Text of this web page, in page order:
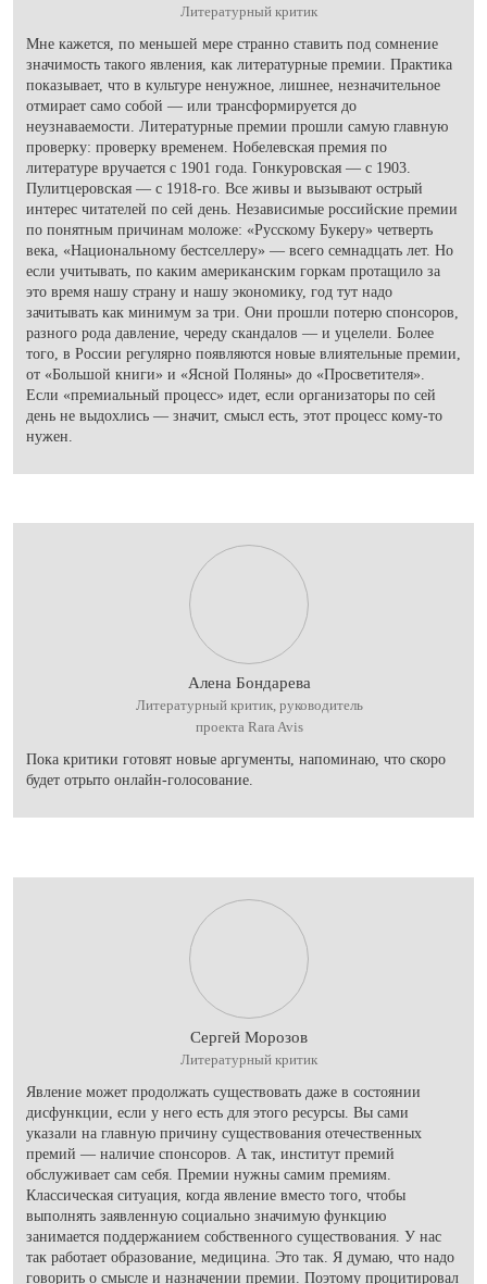
Литературный критик
Мне кажется, по меньшей мере странно ставить под сомнение
значимость такого явления, как литературные премии. Практика
показывает, что в культуре ненужное, лишнее, незначительное
отмирает само собой — или трансформируется до
неузнаваемости. Литературные премии прошли самую главную
проверку: проверку временем. Нобелевская премия по
литературе вручается с 1901 года. Гонкуровская — с 1903.
Пулитцеровская — с 1918-го. Все живы и вызывают острый
интерес читателей по сей день. Независимые российские премии
по понятным причинам моложе: «Русскому Букеру» четверть
века, «Национальному бестселлеру» — всего семнадцать лет. Но
если учитывать, по каким американским горкам протащило за
это время нашу страну и нашу экономику, год тут надо
зачитывать как минимум за три. Они прошли потерю спонсоров,
разного рода давление, череду скандалов — и уцелели. Более
того, в России регулярно появляются новые влиятельные премии,
от «Большой книги» и «Ясной Поляны» до «Просветителя».
Если «премиальный процесс» идет, если организаторы по сей
день не выдохлись — значит, смысл есть, этот процесс кому-то
нужен.
Алена Бондарева
Литературный критик, руководитель
проекта Rara Avis
Пока критики готовят новые аргументы, напоминаю, что скоро
будет отрыто онлайн-голосование.
Сергей Морозов
Литературный критик
Явление может продолжать существовать даже в состоянии
дисфункции, если у него есть для этого ресурсы. Вы сами
указали на главную причину существования отечественных
премий — наличие спонсоров. А так, институт премий
обслуживает сам себя. Премии нужны самим премиям.
Классическая ситуация, когда явление вместо того, чтобы
выполнять заявленную социально значимую функцию
занимается поддержанием собственного существования. У нас
так работает образование, медицина. Это так. Я думаю, что надо
говорить о смысле и назначении премии. Поэтому процитировал